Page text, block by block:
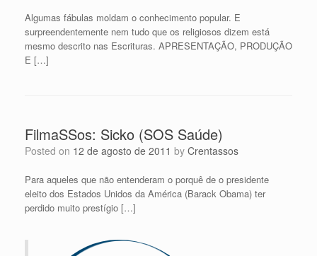
Algumas fábulas moldam o conhecimento popular. E
surpreendentemente nem tudo que os religiosos dizem está
mesmo descrito nas Escrituras. APRESENTAÇÃO, PRODUÇÃO
E […]
FilmaSSos: Sicko (SOS Saúde)
Posted on 12 de agosto de 2011 by Crentassos
Para aqueles que não entenderam o porquê de o presidente
eleito dos Estados Unidos da América (Barack Obama) ter
perdido muito prestígio […]